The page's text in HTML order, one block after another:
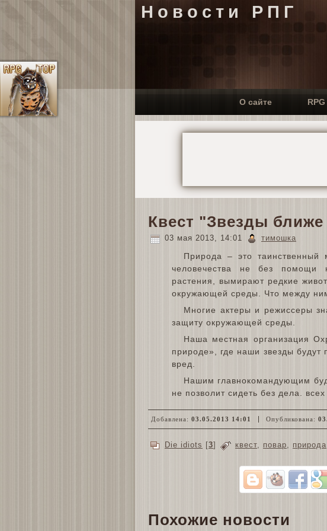
Новости РПГ
О сайте
Квест "Звезды
03 мая 2013, 14:01 тимошка
Природа – это таинственный
человечества не без помощи
растения, вымирают редкие
окружающей среды. Что между
Многие актеры и режиссеры
защиту окружающей среды.
Наша местная организация
природе», где наши звезды будут
вред.
Нашим главнокомандующим
не позволит сидеть без дела.
Добавлена: 03.05.2013 14:01 Опубликована:
Die idiots [3] квест повар природа
Похожие новости